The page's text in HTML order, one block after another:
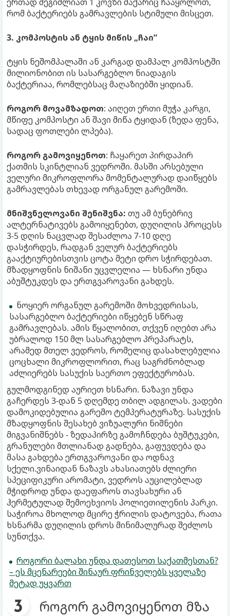
რომ ბაქტერიებს გამრავლების სტიმული მისცეთ.
3. კომპოსტის ან ტყის მიწის „ჩაი“
ტყის ნეშომპალაში ან კარგად დამპალ კომპოსტში
მილიონობით ის სასარგებლო ნიადაგის
ბაქტერიაა, რომლებსაც მაღაზიებში ყიდიან.
როგორ მოვამზადოთ: აიღეთ ერთი მუჭა კარგი,
მწიფე კომპოსტი ან შავი მიწა ტყიდან (ზედა ფენა,
სადაც ფოთლები ლპება).
როგორ გამოვიყენოთ: ჩაყარეთ პირდაპირ
ქათმის სკინტლიან ვედროში. მასში არსებული
ველური მიკროფლორა მომენტალურად დაიწყებს
გამრავლებას თხევად ორგანულ გარემოში.
მნიშვნელოვანი შენიშვნა: თუ ამ ბუნებრივ
ალტერნატივებს გამოიყენებთ, დუღილის პროცესს
3-5 დღის ნაცვლად შესაძლოა 7-10 დღე
დასჭირდეს, რადგან ველურ ბაქტერიებს
გააქტიურებისთვის ცოტა მეტი დრო სჭირდებათ.
მზადყოფნის ნიშანი უცვლელია — ხსნარი უნდა
აბუშტუკდეს და ერთგვაროვანი გახდეს.
ნოყიერ ორგანულ გარემოში მოხვედრისას,
სასარგებლო ბაქტერიები იწყებენ სწრაფ
გამრავლებას. ამის წყალობით, თქვენ იღებთ არა
უბრალოდ 150 მლ სასარგებლო პრეპარატს,
არამედ მთელ ვედროს, რომელიც დასახლებულია
ცოცხალი მიკროფლორით, რაც საგრძნობლად
აძლიერებს სასუქის საერთო ეფექტურობას.
გულმოდგინედ აურიეთ ხსნარი. ნაზავი უნდა
გაჩერდეს 3-დან 5 დღემდე თბილ ადგილას. ვადები
დამოკიდებულია გარემო ტემპერატურაზე. სასუქის
მზადყოფნის შესახებ ვიზუალური ნიშნები
მიგვანიშნებს - ზედაპირზე გამოჩნდება ბუშტუკები,
გრანულები მთლიანად გადნება, გაფუვდება და
მასა გახდება ერთგვაროვანი და ოდნავ
სქელი.ვინაიდან ნაზავს ახასიათებს ძლიერი
სპეციფიკური არომატი, ვედროს აუცილებლად
მჭიდროდ უნდა დაეფაროს თავსახური ან
ჰერმეტულად შემოეხვიოს პოლიეთილენის პარკი.
საჭიროა მხოლოდ მცირე ჭრილის დატოვება, რათა
ხსნარმა დუღილის დროს მინიმალურად შეძლოს
სუნთქვა.
როგორი ბალახი უნდა დათესოთ საქათმესთან?
– ეს მცენარეები შინაურ ფრინველებს ყველაზე
მეტად უყვართ
როგორ გამოვიყენოთ მზა